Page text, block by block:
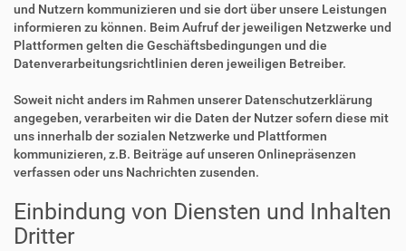
und Nutzern kommunizieren und sie dort über unsere Leistungen
informieren zu können. Beim Aufruf der jeweiligen Netzwerke und
Plattformen gelten die Geschäftsbedingungen und die
Datenverarbeitungsrichtlinien deren jeweiligen Betreiber.
Soweit nicht anders im Rahmen unserer Datenschutzerklärung
angegeben, verarbeiten wir die Daten der Nutzer sofern diese mit
uns innerhalb der sozialen Netzwerke und Plattformen
kommunizieren, z.B. Beiträge auf unseren Onlinepräsenzen
verfassen oder uns Nachrichten zusenden.
Einbindung von Diensten und Inhalten
Dritter